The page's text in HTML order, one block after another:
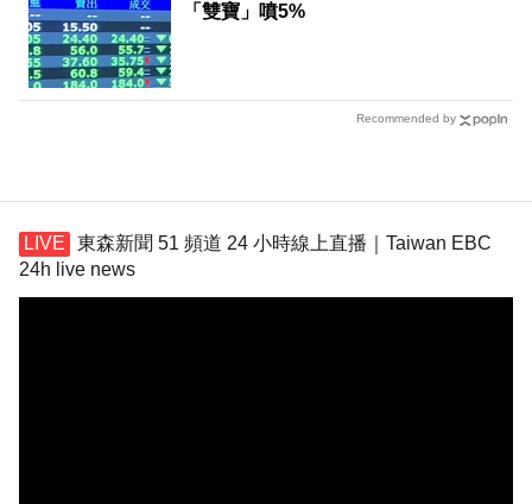
「雙寶」噴5%
Recommended by
東森新聞 51 頻道 24 小時線上直播｜Taiwan EBC
24h live news